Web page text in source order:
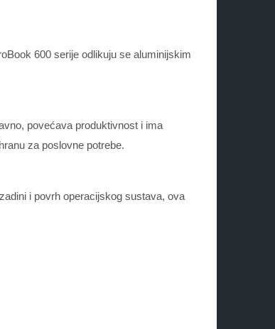
600 serije odlikuju se aluminijskim
povećava produktivnost i ima
za poslovne potrebe.
i povrh operacijskog sustava, ova